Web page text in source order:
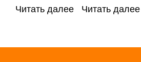
Читать далее
Читать далее